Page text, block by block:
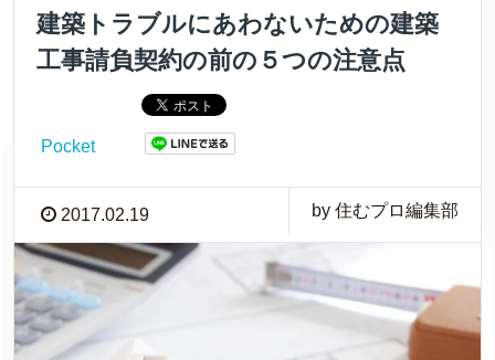
建築トラブルにあわないための建築
工事請負契約の前の５つの注意点
Pocket
2017.02.19 by 住むプロ編集部